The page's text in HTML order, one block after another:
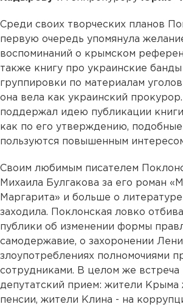
Среди своих творческих планов
первую очередь упомянула
воспоминаний о крымском
также книгу про украинские
группировки по материалам
она вела как украинский
поддержал идею публикации книги
как по его утверждению, подобные
пользуются повышенным
Своим любимым писателем
Михаила Булгакова за его роман
Маргарита» и больше о
заходила. Поклонская ловко
публики об изменении формы
самодержавие, о захоронении
злоупотреблениях полномочиями
сотрудниками. В целом же встреча
депутатский прием: жители Крыма
пенсии, жители Клина - на